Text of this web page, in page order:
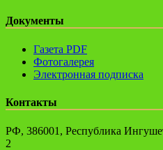
Документы
Газета PDF
Фотогалерея
Электронная подписка
Контакты
РФ, 386001, Республика
2